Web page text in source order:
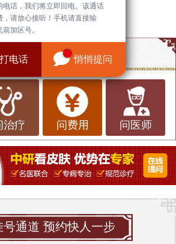
点，知道更多信息
治疗 问费用 问医师
号通道 预约快人一步
电话，我们将立即回电。该通话
，请放心接听！手机请直接输
前加区号。
电话 悄悄提问